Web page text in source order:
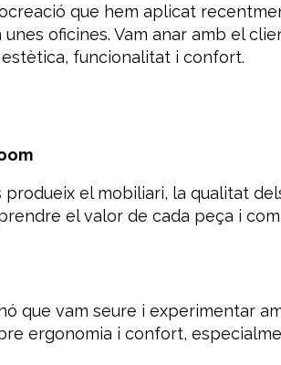
que hem aplicat
oficines. Vam anar amb el
funcionalitat i confort.
el mobiliari, la qualitat
el valor de cada peça i com
que vam seure i experimentar
ergonomia i confort,